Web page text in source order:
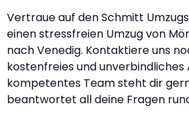
Vertraue auf den Schmitt
einen stressfreien Umzug von
nach Venedig. Kontaktiere uns
kostenfreies und unverbindliches
kompetentes Team steht dir
beantwortet all deine Fragen